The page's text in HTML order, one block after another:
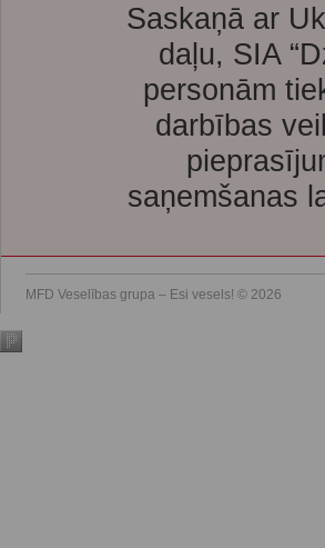
Saskaņā ar
daļu, SIA
personām
darbības
saņemšanas
MFD Veselības grupa – Esi vesels! © 2026